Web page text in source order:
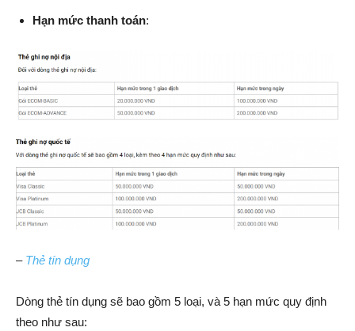
Hạn mức thanh toán:
– Thẻ tín dụng
Dòng thẻ tín dụng sẽ bao gồm 5 loại, và 5 hạn mức quy định
theo như sau: